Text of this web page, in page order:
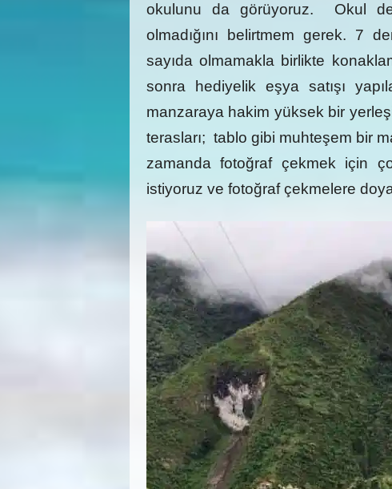
okulunu da görüyoruz. Okul
olmadığını belirtmem gerek. 7
sayıda olmamakla birlikte
sonra hediyelik eşya satışı
manzaraya hakim yüksek bir
terasları; tablo gibi muhteşem bir
zamanda fotoğraf çekmek için
istiyoruz ve fotoğraf çekmelere